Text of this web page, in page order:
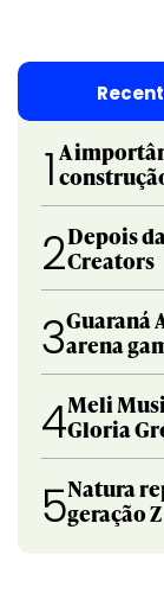
1 A
2Depois
Creators
3Guaraná
arena
4Meli
Gloria
5Natura
geração Z